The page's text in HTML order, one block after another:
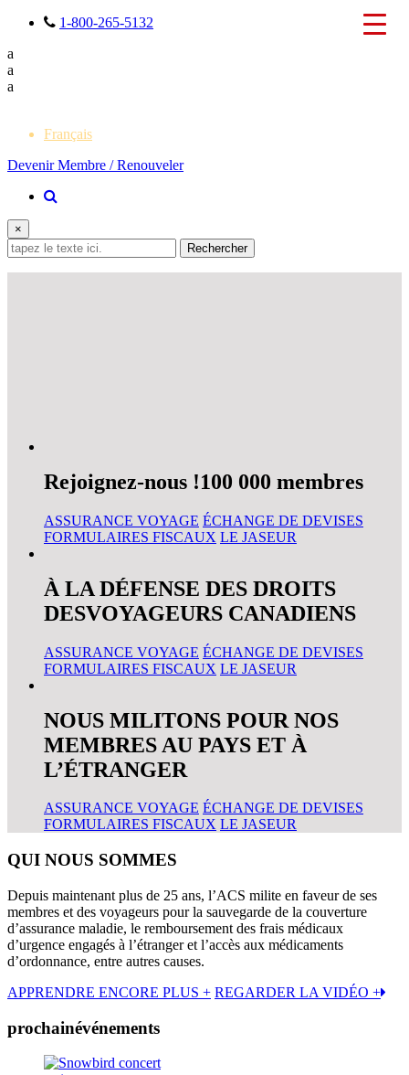
1-800-265-5132
a
a
a
Français
Devenir Membre / Renouveler
×
Rejoignez-nous !100 000 membres
ASSURANCE VOYAGE ÉCHANGE DE DEVISES
FORMULAIRES FISCAUX LE JASEUR
À LA DÉFENSE DES DROITS
DESVOYAGEURS CANADIENS
ASSURANCE VOYAGE ÉCHANGE DE DEVISES
FORMULAIRES FISCAUX LE JASEUR
NOUS MILITONS POUR NOS
MEMBRES AU PAYS ET À
L’ÉTRANGER
ASSURANCE VOYAGE ÉCHANGE DE DEVISES
FORMULAIRES FISCAUX LE JASEUR
QUI NOUS SOMMES
Depuis maintenant plus de 25 ans, l’ACS milite en faveur de ses
membres et des voyageurs pour la sauvegarde de la couverture
d’assurance maladie, le remboursement des frais médicaux
d’urgence engagés à l’étranger et l’accès aux médicaments
d’ordonnance, entre autres causes.
APPRENDRE ENCORE PLUS + REGARDER LA VIDÉO +
prochainévénements